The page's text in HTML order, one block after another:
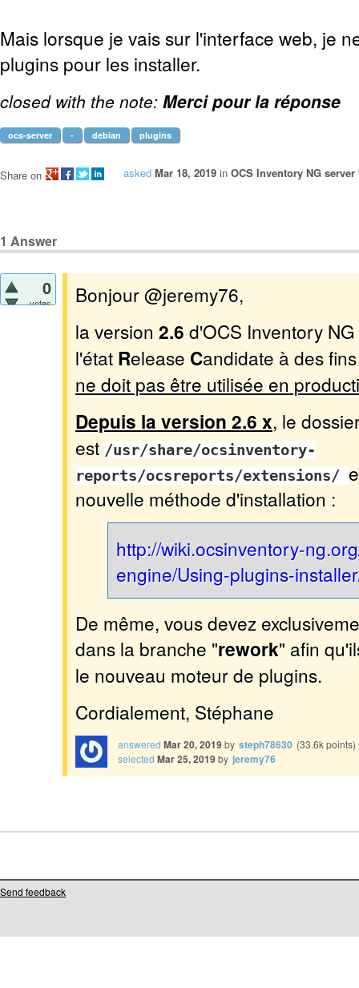
Mais lorsque je vais sur l'interface web, je
plugins pour les installer.
closed with the note: Merci pour la réponse
ocs-server - debian plugins
asked Mar 18, 2019 in OCS Inventory NG
Share on
1 Answer
0
votes
Bonjour @jeremy76,
la version 2.6 d'OCS Inventory
l'état Release Candidate à des
ne doit pas être utilisée en
Depuis la version 2.6 x, le
est /usr/share/ocsinventory-
reports/ocsreports/extensions/
nouvelle méthode d'installation :
http://wiki.ocsinventory-
engine/Using-plugins-
De même, vous devez
dans la branche "rework" afin
le nouveau moteur de plugins.
Cordialement, Stéphane
answered Mar 20, 2019by steph78630 (33.6kpoints)
selected Mar 25, 2019by jeremy76
Send feedback